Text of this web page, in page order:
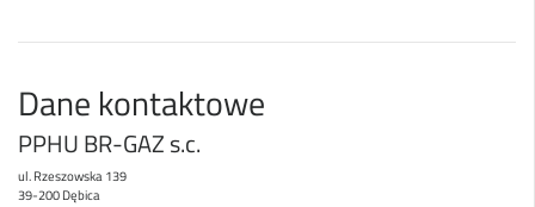
Dane kontaktowe
PPHU BR-GAZ s.c.
ul. Rzeszowska 139
39-200 Dębica